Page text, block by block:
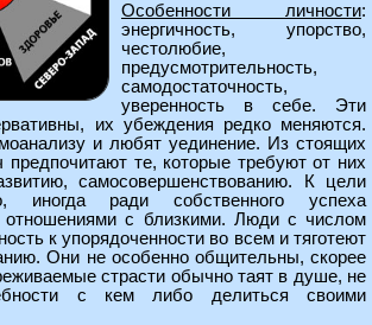
Особенности личности:
энергичность, упорство,
честолюбие,
предусмотрительность,
самодостаточность,
уверенность в себе. Эти
их убеждения редко меняются.
и любят уединение. Из стоящих
предпочитают те, которые требуют от них
самосовершенствованию. К цели
иногда ради собственного успеха
отношениями с близкими. Люди с числом
к упорядоченности во всем и тяготеют
Они не особенно общительны, скорее
страсти обычно таят в душе, не
с кем либо делиться своими